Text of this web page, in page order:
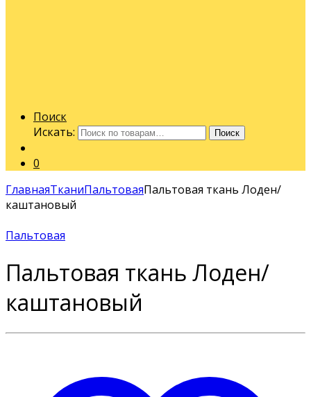
Поиск
Искать:
Поиск
0
ГлавнаяТканиПальтоваяПальтовая ткань Лоден/
каштановый
Пальтовая
Пальтовая ткань Лоден/
каштановый